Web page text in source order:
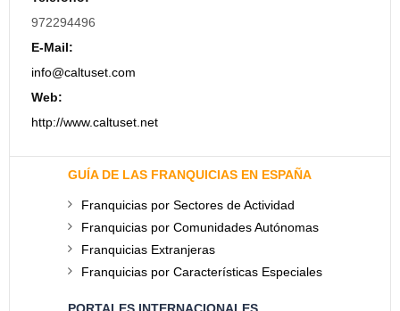
972294496
E-Mail:
info@caltuset.com
Web:
http://www.caltuset.net
GUÍA DE LAS FRANQUICIAS EN ESPAÑA
Franquicias por Sectores de Actividad
Franquicias por Comunidades Autónomas
Franquicias Extranjeras
Franquicias por Características Especiales